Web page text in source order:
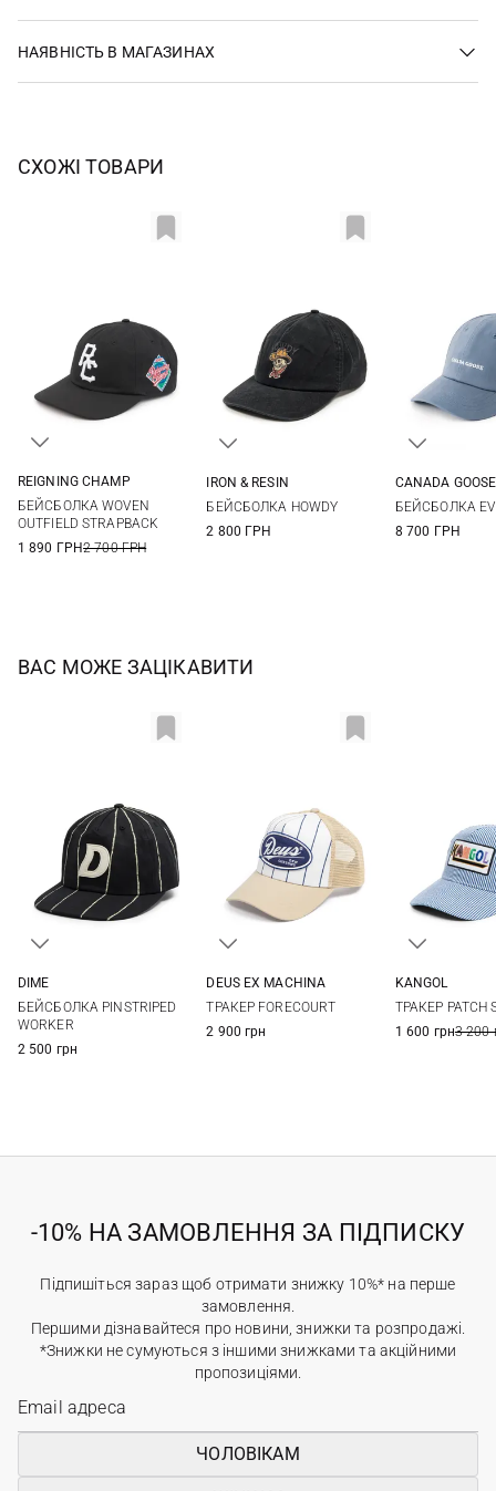
НАЯВНІСТЬ В МАГАЗИНАХ
СХОЖІ ТОВАРИ
REIGNING CHAMP
БЕЙСБОЛКА WOVEN
OUTFIELD STRAPBACK
1 890 ГРН2 700 ГРН
IRON & RESIN
БЕЙСБОЛКА HOWDY
2 800 ГРН
CANADA GOOSE
БЕЙСБОЛКА
8 700 ГРН
ВАС МОЖЕ ЗАЦІКАВИТИ
DIME
БЕЙСБОЛКА PINSTRIPED
WORKER
2 500 грн
DEUS EX MACHINА
ТРАКЕР FORECOURT
2 900 грн
KANGOL
ТРАКЕР PATCH
1 600 грн3 200
-10% НА ЗАМОВЛЕННЯ ЗА ПІДПИСКУ
Підпишіться зараз щоб отримати знижку 10%* на перше
замовлення.
Першими дізнавайтеся про новини, знижки та розпродажі.
*Знижки не сумуються з іншими знижками та акційними
пропозиціями.
ЧОЛОВІКАМ